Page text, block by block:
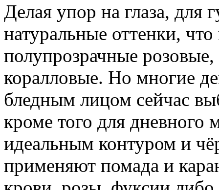
Делая упор на глаза, для
натуральные оттенки,
полупрозрачные
коралловые. Но многие
бледным лицом сейчас
кроме того для дневного
идеальным контуром и
применяют помада и